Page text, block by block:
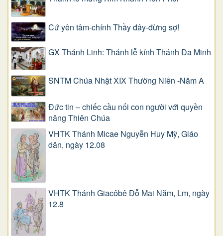
Cứ yên tâm-chính Thầy đây-đừng sợ!
GX Thánh Linh: Thánh lễ kính Thánh Đa Minh
SNTM Chúa Nhật XIX Thường Niên -Năm A
Đức tin – chiếc cầu nối con người với quyền
năng Thiên Chúa
VHTK Thánh Micae Nguyễn Huy Mỹ, Giáo
dân, ngày 12.08
VHTK Thánh Giacôbê Ðỗ Mai Năm, Lm, ngày
12.8